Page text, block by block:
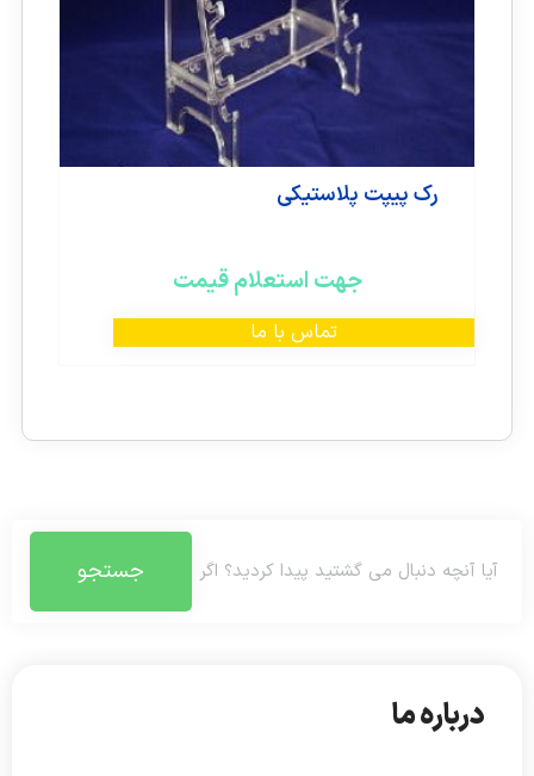
رک پیپت پلاستیکی
جهت استعلام قیمت
تماس با ما
جستجو
درباره ما